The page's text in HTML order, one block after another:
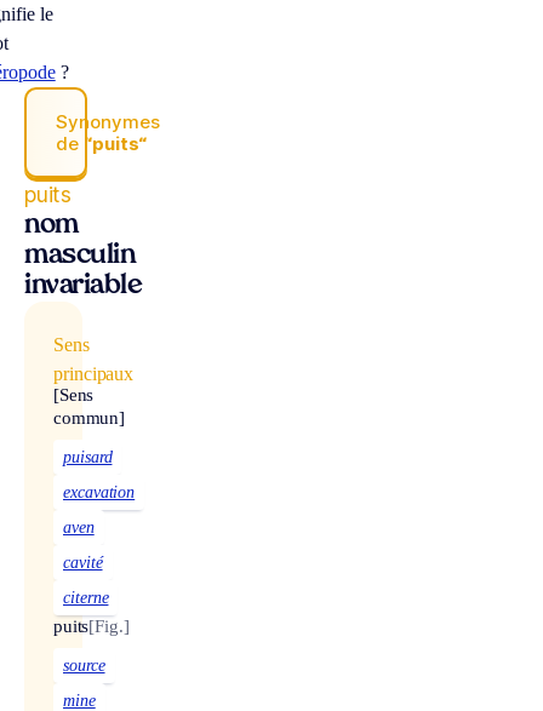
le
?
Synonymes
de “puits“
puits
nom
masculin
invariable
Sens
principaux
[Sens
commun]
puisard
excavation
aven
cavité
citerne
puits[Fig.]
source
mine